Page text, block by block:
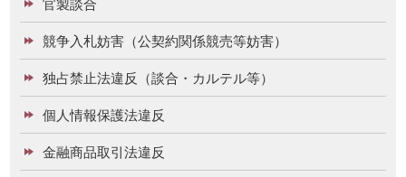
競争入札妨害（公契約関係競売等妨害）
独占禁止法違反（談合・カルテル等）
個人情報保護法違反
金融商品取引法違反